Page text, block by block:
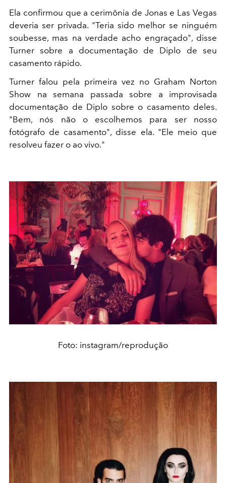
Ela confirmou que a cerimônia de Jonas e Las Vegas
deveria ser privada. "Teria sido melhor se ninguém
soubesse, mas na verdade acho engraçado", disse
Turner sobre a documentação de Diplo de seu
casamento rápido.
Turner falou pela primeira vez no Graham Norton
Show na semana passada sobre a improvisada
documentação de Diplo sobre o casamento deles.
"Bem, nós não o escolhemos para ser nosso
fotógrafo de casamento", disse ela. "Ele meio que
resolveu fazer o ao vivo."
Foto: instagram/reprodução